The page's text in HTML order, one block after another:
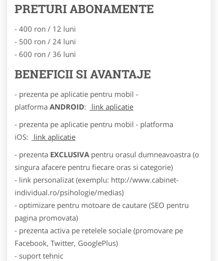
PRETURI ABONAMENTE
- 400 ron / 12 luni
- 500 ron / 24 luni
- 600 ron / 36 luni
BENEFICII SI AVANTAJE
- prezenta pe aplicatie pentru mobil -
platforma ANDROID:
link aplicatie
- prezenta pe aplicatie pentru mobil - platforma
iOS:
link aplicatie
- prezenta EXCLUSIVA pentru orasul dumneavoastra (o
singura afacere pentru fiecare oras si categorie)
- link personalizat (exemplu: http://www.cabinet-
individual.ro/psihologie/medias)
- optimizare pentru motoare de cautare (SEO pentru
pagina promovata)
- prezenta activa pe retelele sociale (promovare pe
Facebook, Twitter, GooglePlus)
- suport tehnic